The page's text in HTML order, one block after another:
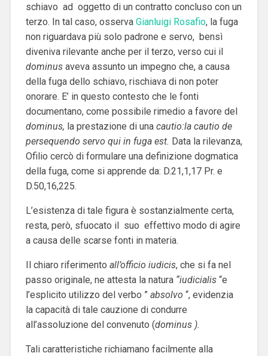
schiavo ad oggetto di un contratto concluso con un
terzo. In tal caso, osserva Gianluigi Rosafio, la fuga
non riguardava più solo padrone e servo, bensì
diveniva rilevante anche per il terzo, verso cui il
dominus aveva assunto un impegno che, a causa
della fuga dello schiavo, rischiava di non poter
onorare. E’ in questo contesto che le fonti
documentano, come possibile rimedio a favore del
dominus, la prestazione di una cautio:la cautio de
persequendo servo qui in fuga est. Data la rilevanza,
Ofilio cercò di formulare una definizione dogmatica
della fuga, come si apprende da: D.21,1,17 Pr. e
D.50,16,225.
L’esistenza di tale figura è sostanzialmente certa,
resta, però, sfuocato il suo effettivo modo di agire
a causa delle scarse fonti in materia.
Il chiaro riferimento all’officio iudicis, che si fa nel
passo originale, ne attesta la natura “iudicialis “e
l’esplicito utilizzo del verbo ” absolvo “, evidenzia
la capacità di tale cauzione di condurre
all’assoluzione del convenuto (dominus ).
Tali caratteristiche richiamano facilmente alla